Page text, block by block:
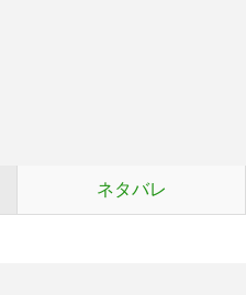
ネタバレ